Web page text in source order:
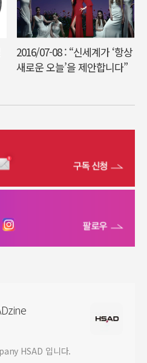
2016/07-08 : “신세계가 ‘항상
새로운 오늘’을 제안합니다”
HSAD 입니다.